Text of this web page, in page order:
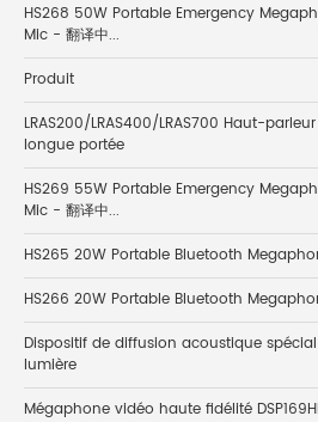
HS268 50W Portable Emergency
Mic - 翻译中...
Produit
LRAS200/LRAS400/LRAS700 Haut-
longue portée
HS269 55W Portable Emergency
Mic - 翻译中...
HS265 20W Portable Bluetooth
HS266 20W Portable Bluetooth
Dispositif de diffusion acoustique spécial
lumière
Mégaphone vidéo haute fidélité